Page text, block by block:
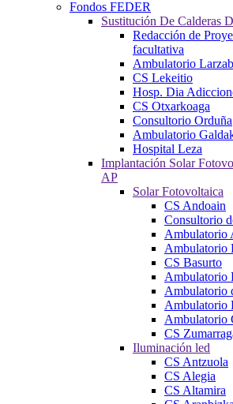
Fondos FEDER
Sustitución De Calderas
Redacción de
facultativa
Ambulatorio
CS Lekeitio
Hosp. Dia
CS Otxarkoaga
Consultorio Orduña
Ambulatorio
Hospital Leza
Implantación Solar
AP
Solar Fotovoltaica
CS Andoain
Consultorio
Ambulatorio
Ambulatorio
CS Basurto
Ambulatorio
Ambulatorio
Ambulatorio
Ambulatorio
CS
Iluminación led
CS Antzuola
CS Alegia
CS Altamira